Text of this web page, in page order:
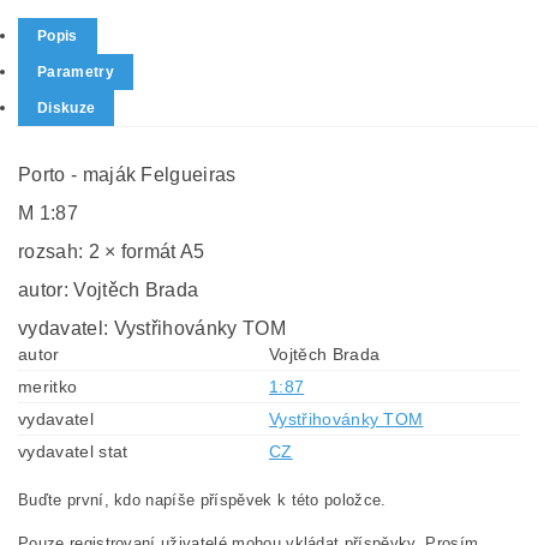
Popis
Parametry
Diskuze
Porto - maják Felgueiras
M 1:87
rozsah: 2 × formát A5
autor: Vojtěch Brada
vydavatel: Vystřihovánky TOM
autor
Vojtěch Brada
meritko
1:87
vydavatel
Vystřihovánky TOM
vydavatel stat
CZ
Buďte první, kdo napíše příspěvek k této položce.